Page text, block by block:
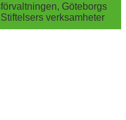
Göteborgs
verksamheter